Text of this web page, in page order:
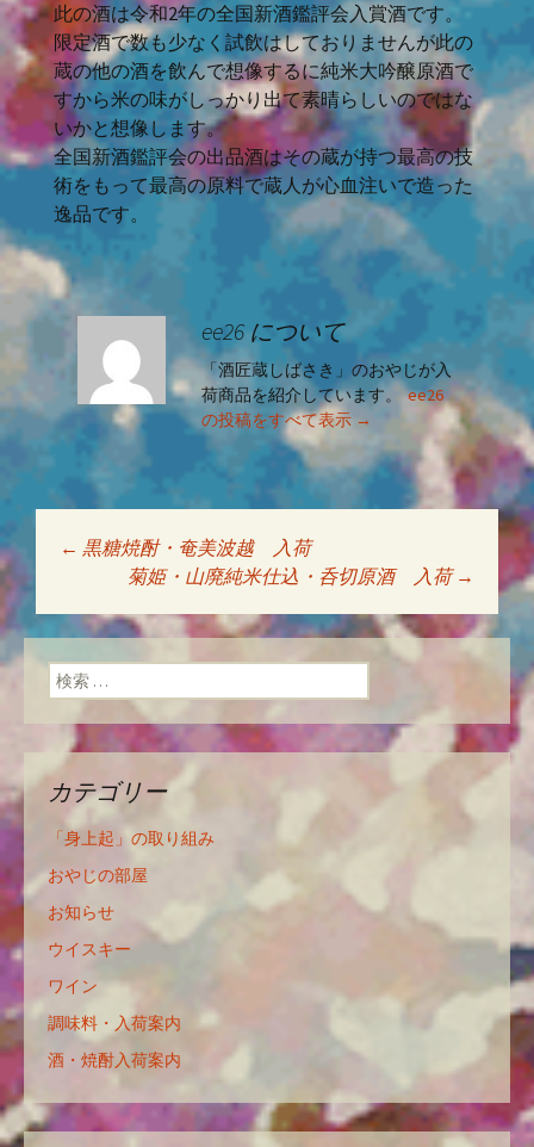
此の酒は令和2年の全国新酒鑑評会入賞酒です。
限定酒で数も少なく試飲はしておりませんが此の
蔵の他の酒を飲んで想像するに純米大吟醸原酒で
すから米の味がしっかり出て素晴らしいのではな
いかと想像します。
全国新酒鑑評会の出品酒はその蔵が持つ最高の技
術をもって最高の原料で蔵人が心血注いで造った
逸品です。
ee26 について
「酒匠蔵しばさき」のおやじが入
荷商品を紹介しています。ee26
の投稿をすべて表示 →
投稿ナビゲーショ
ン
← 黒糖焼酎・奄美波越 入荷
菊姫・山廃純米仕込・呑切原酒 入荷 →
検索:
カテゴリー
「身上起」の取り組み
おやじの部屋
お知らせ
ウイスキー
ワイン
調味料・入荷案内
酒・焼酎入荷案内